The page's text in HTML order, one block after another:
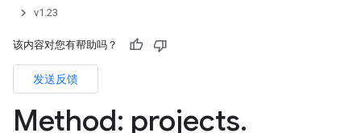
v1.23
该内容对您有帮助吗？
发送反馈
Method: projects.